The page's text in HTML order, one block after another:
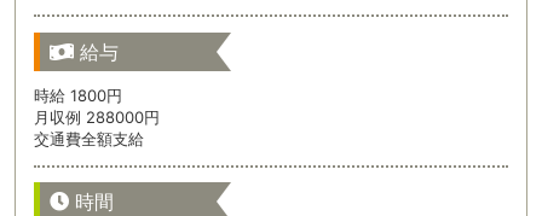
給与
時給 1800円
月収例 288000円
交通費全額支給
時間